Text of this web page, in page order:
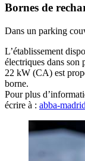
Bornes de
Dans un parking
L’établissement
électriques dans son
22 kW (CA) est
borne.
Pour plus
écrire à : abba-